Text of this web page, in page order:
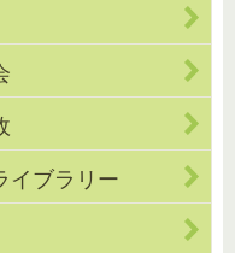
イブラリー